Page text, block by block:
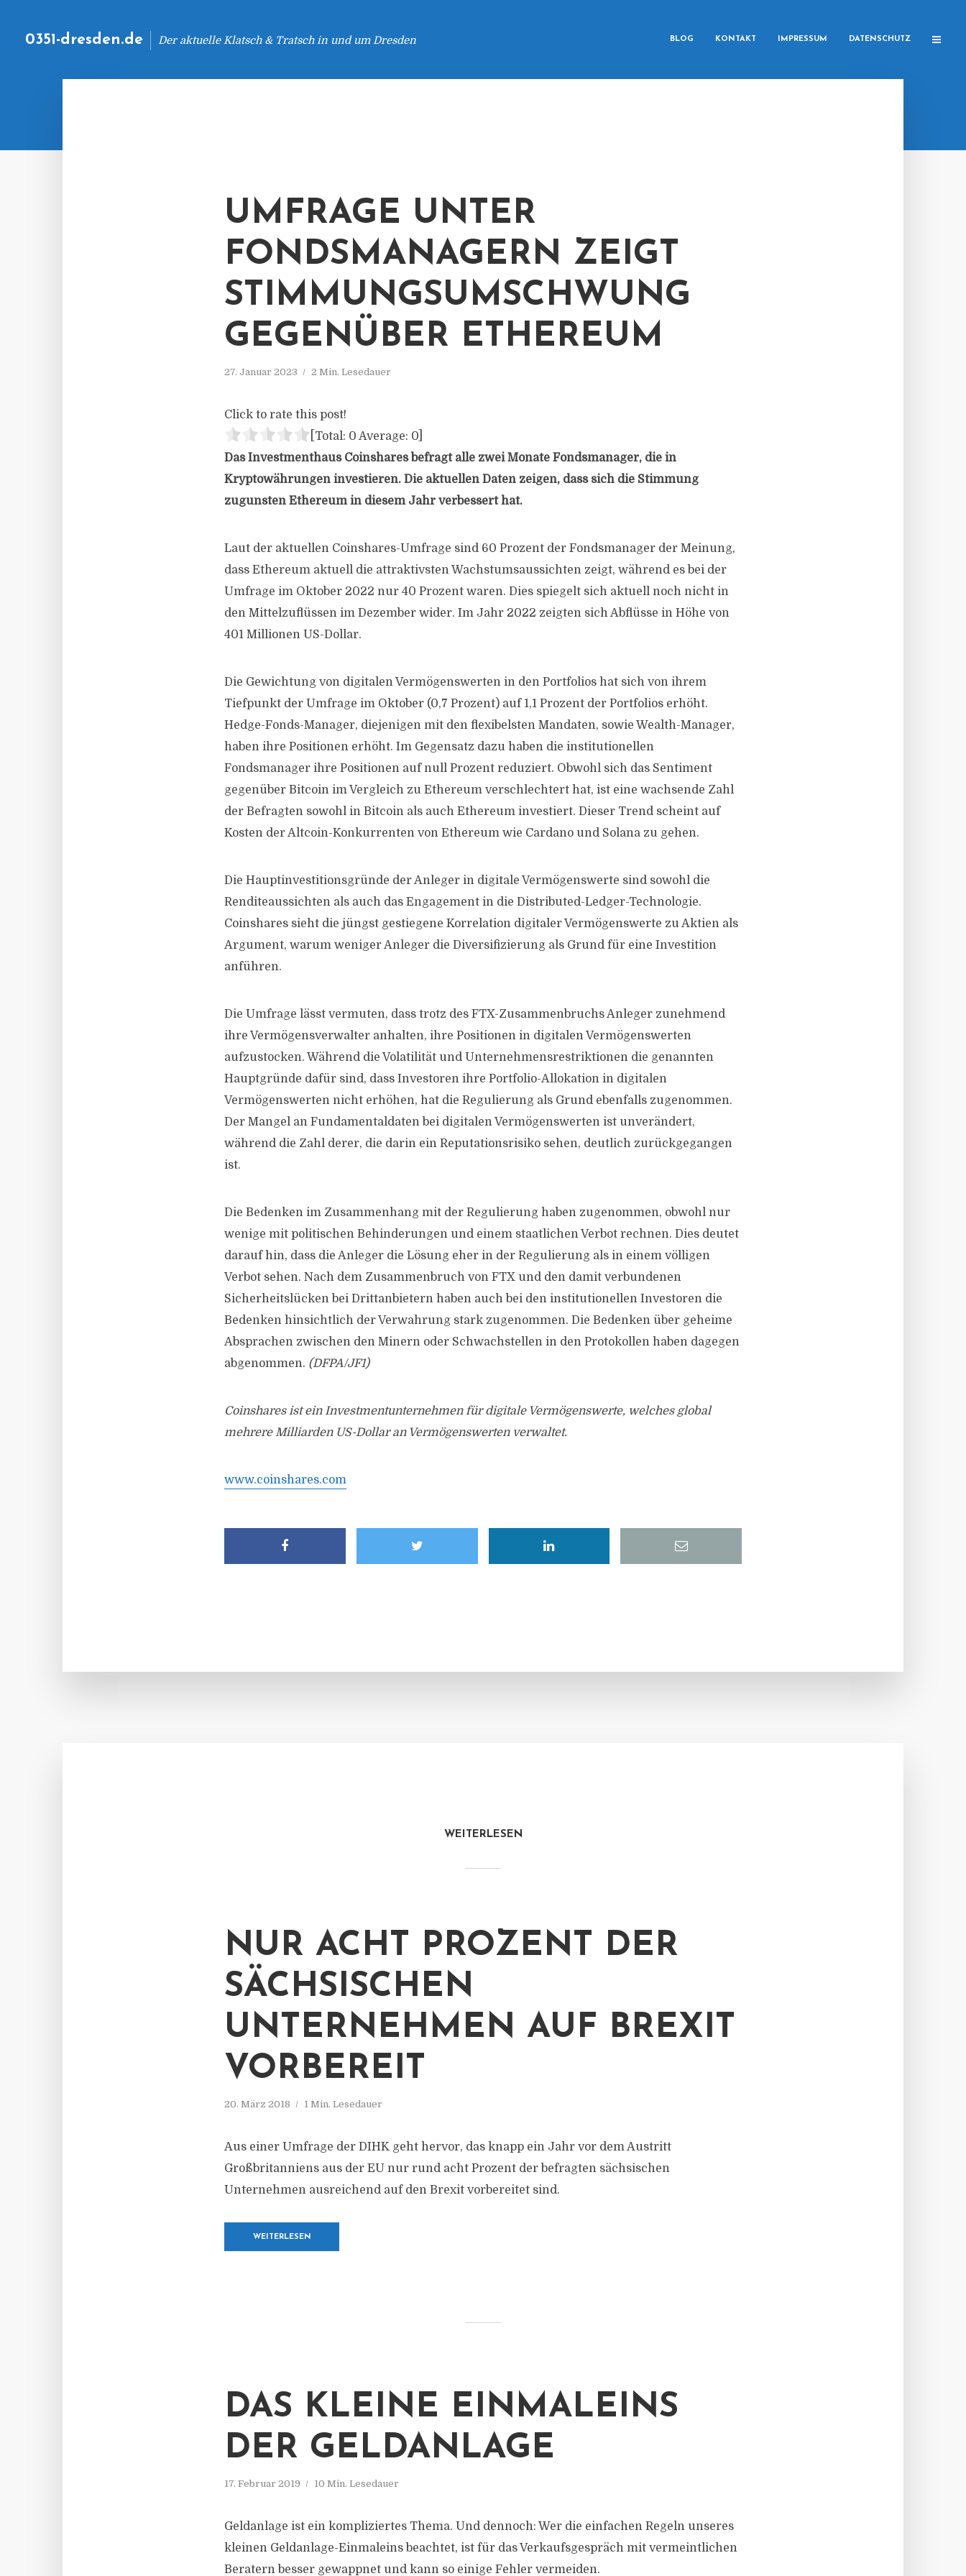
0351-dresden.de Der aktuelle Klatsch & Tratsch in und um Dresden BLOG KONTAKT IMPRESSUM DATENSCHUTZ
UMFRAGE UNTER
FONDSMANAGERN ZEIGT
STIMMUNGSUMSCHWUNG
GEGENÜBER ETHEREUM
27. Januar 2023 2 Min. Lesedauer
Click to rate this post!
[Total: 0 Average: 0
Das Investmenthaus Coinshares befragt alle zwei Monate Fondsmanager, die in
Kryptowährungen investieren. Die aktuellen Daten zeigen, dass sich die Stimmung
zugunsten Ethereum in diesem Jahr verbessert hat.
Laut der aktuellen Coinshares-Umfrage sind 60 Prozent der Fondsmanager der Meinung,
dass Ethereum aktuell die attraktivsten Wachstumsaussichten zeigt, während es bei der
Umfrage im Oktober 2022 nur 40 Prozent waren. Dies spiegelt sich aktuell noch nicht in
den Mittelzuflüssen im Dezember wider. Im Jahr 2022 zeigten sich Abflüsse in Höhe von
401 Millionen US-Dollar.
Die Gewichtung von digitalen Vermögenswerten in den Portfolios hat sich von ihrem
Tiefpunkt der Umfrage im Oktober (0,7 Prozent) auf 1,1 Prozent der Portfolios erhöht.
Hedge-Fonds-Manager, diejenigen mit den flexibelsten Mandaten, sowie Wealth-Manager,
haben ihre Positionen erhöht. Im Gegensatz dazu haben die institutionellen
Fondsmanager ihre Positionen auf null Prozent reduziert. Obwohl sich das Sentiment
gegenüber Bitcoin im Vergleich zu Ethereum verschlechtert hat, ist eine wachsende Zahl
der Befragten sowohl in Bitcoin als auch Ethereum investiert. Dieser Trend scheint auf
Kosten der Altcoin-Konkurrenten von Ethereum wie Cardano und Solana zu gehen.
Die Hauptinvestitionsgründe der Anleger in digitale Vermögenswerte sind sowohl die
Renditeaussichten als auch das Engagement in die Distributed-Ledger-Technologie.
Coinshares sieht die jüngst gestiegene Korrelation digitaler Vermögenswerte zu Aktien als
Argument, warum weniger Anleger die Diversifizierung als Grund für eine Investition
anführen.
Die Umfrage lässt vermuten, dass trotz des FTX-Zusammenbruchs Anleger zunehmend
ihre Vermögensverwalter anhalten, ihre Positionen in digitalen Vermögenswerten
aufzustocken. Während die Volatilität und Unternehmensrestriktionen die genannten
Hauptgründe dafür sind, dass Investoren ihre Portfolio-Allokation in digitalen
Vermögenswerten nicht erhöhen, hat die Regulierung als Grund ebenfalls zugenommen.
Der Mangel an Fundamentaldaten bei digitalen Vermögenswerten ist unverändert,
während die Zahl derer, die darin ein Reputationsrisiko sehen, deutlich zurückgegangen
ist.
Die Bedenken im Zusammenhang mit der Regulierung haben zugenommen, obwohl nur
wenige mit politischen Behinderungen und einem staatlichen Verbot rechnen. Dies deutet
darauf hin, dass die Anleger die Lösung eher in der Regulierung als in einem völligen
Verbot sehen. Nach dem Zusammenbruch von FTX und den damit verbundenen
Sicherheitslücken bei Drittanbietern haben auch bei den institutionellen Investoren die
Bedenken hinsichtlich der Verwahrung stark zugenommen. Die Bedenken über geheime
Absprachen zwischen den Minern oder Schwachstellen in den Protokollen haben dagegen
abgenommen. (DFPA/JF1)
Coinshares ist ein Investmentunternehmen für digitale Vermögenswerte, welches global
mehrere Milliarden US-Dollar an Vermögenswerten verwaltet.
www.coinshares.com
WEITERLESEN
NUR ACHT PROZENT DER
SÄCHSISCHEN
UNTERNEHMEN AUF BREXIT
VORBEREIT
20. März 2018 1 Min. Lesedauer
Aus einer Umfrage der DIHK geht hervor, das knapp ein Jahr vor dem Austritt
Großbritanniens aus der EU nur rund acht Prozent der befragten sächsischen
Unternehmen ausreichend auf den Brexit vorbereitet sind.
WEITERLESEN
DAS KLEINE EINMALEINS
DER GELDANLAGE
17. Februar 2019 10 Min. Lesedauer
Geldanlage ist ein kompliziertes Thema. Und dennoch: Wer die einfachen Regeln unseres
kleinen Geldanlage-Einmaleins beachtet, ist für das Verkaufsgespräch mit vermeintlichen
Beratern besser gewappnet und kann so einige Fehler vermeiden.